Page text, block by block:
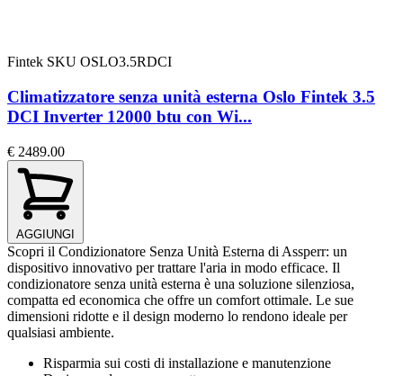
Fintek SKU OSLO3.5RDCI
Climatizzatore senza unità esterna Oslo Fintek 3.5
DCI Inverter 12000 btu con Wi...
€ 2489.00
AGGIUNGI
Scopri il Condizionatore Senza Unità Esterna di Assperr: un
dispositivo innovativo per trattare l'aria in modo efficace. Il
condizionatore senza unità esterna è una soluzione silenziosa,
compatta ed economica che offre un comfort ottimale. Le sue
dimensioni ridotte e il design moderno lo rendono ideale per
qualsiasi ambiente.
Risparmia sui costi di installazione e manutenzione